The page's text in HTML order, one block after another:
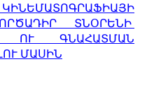
ՏՆՕՐԵՆԻ
ՈՒ ԳՆԱՀԱՏՄԱՆ
ՄԱՍԻՆ